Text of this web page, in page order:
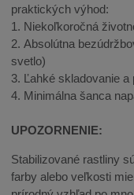
praktických výhod:
1. Niekoľkoročná
2. Absolútna
svetlo)
3. Ľahké skladovanie a
4. Minimálna šanca
UPOZORNENIE:
Stabilizované rastliny
farby alebo veľkosti